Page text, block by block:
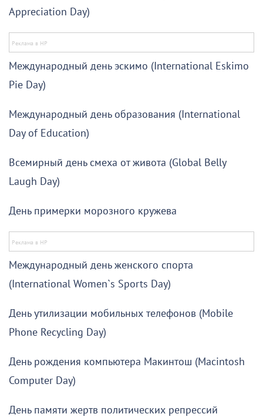
Appreciation Day)
Международный день эскимо (International Eskimo
Pie Day)
Международный день образования (International
Day of Education)
Всемирный день смеха от живота (Global Belly
Laugh Day)
День примерки морозного кружева
Международный день женского спорта
(International Women`s Sports Day)
День утилизации мобильных телефонов (Mobile
Phone Recycling Day)
День рождения компьютера Макинтош (Macintosh
Computer Day)
День памяти жертв политических репрессий